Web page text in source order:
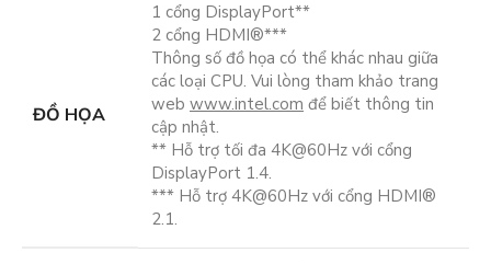
ĐỒ HỌA
1 cổng DisplayPort**
2 cổng HDMI®***
Thông số đồ họa có thể khác nhau giữa
các loại CPU. Vui lòng tham khảo trang
web www.intel.com để biết thông tin
cập nhật.
** Hỗ trợ tối đa 4K@60Hz với cổng
DisplayPort 1.4.
*** Hỗ trợ 4K@60Hz với cổng HDMI®
2.1.